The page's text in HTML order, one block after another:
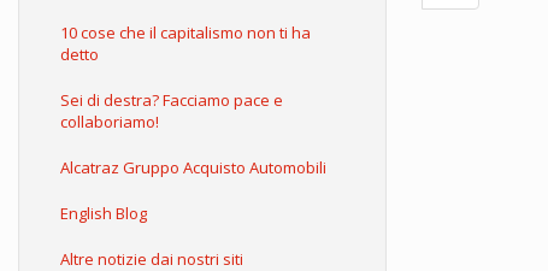
10 cose che il capitalismo non ti ha
detto
Sei di destra? Facciamo pace e
collaboriamo!
Alcatraz Gruppo Acquisto Automobili
English Blog
Altre notizie dai nostri siti